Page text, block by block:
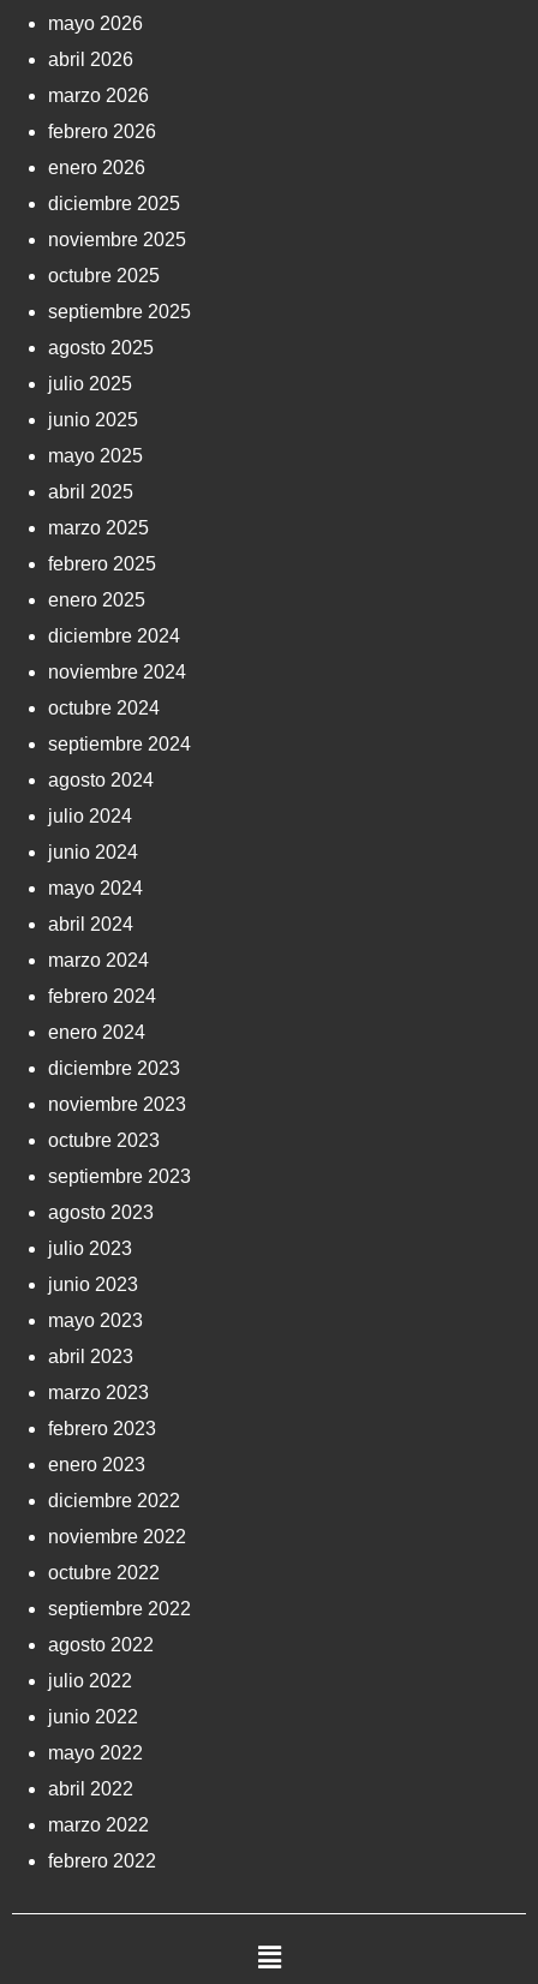
mayo 2026
abril 2026
marzo 2026
febrero 2026
enero 2026
diciembre 2025
noviembre 2025
octubre 2025
septiembre 2025
agosto 2025
julio 2025
junio 2025
mayo 2025
abril 2025
marzo 2025
febrero 2025
enero 2025
diciembre 2024
noviembre 2024
octubre 2024
septiembre 2024
agosto 2024
julio 2024
junio 2024
mayo 2024
abril 2024
marzo 2024
febrero 2024
enero 2024
diciembre 2023
noviembre 2023
octubre 2023
septiembre 2023
agosto 2023
julio 2023
junio 2023
mayo 2023
abril 2023
marzo 2023
febrero 2023
enero 2023
diciembre 2022
noviembre 2022
octubre 2022
septiembre 2022
agosto 2022
julio 2022
junio 2022
mayo 2022
abril 2022
marzo 2022
febrero 2022